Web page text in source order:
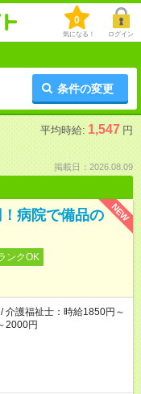
0
気になる！ ログイン
条件の変更
平均時給: 1,547 円
掲載日：2026.08.09
NEW
！病院で備品の
ンクOK
介護福祉士：時給1850円～
2000円